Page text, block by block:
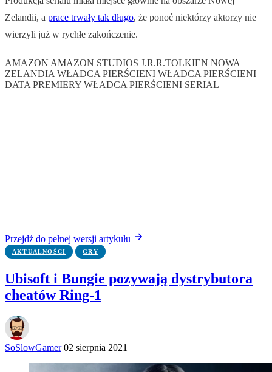
Zelandii, a prace trwały tak długo, że ponoć niektórzy aktorzy nie
wierzyli już w rychłe zakończenie.
AMAZON AMAZON STUDIOS J.R.R.TOLKIEN NOWA
ZELANDIA WŁADCA PIERŚCIENI WŁADCA PIERŚCIENI
DATA PREMIERY WŁADCA PIERŚCIENI SERIAL
Przejdź do pełnej wersji artykułu
AKTUALNOŚCI GRY
Ubisoft i Bungie pozywają dystrybutora
cheatów Ring-1
SoSlowGamer 02 sierpnia 2021